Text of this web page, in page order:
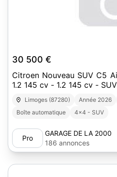
30 500 €
Citroen Nouveau SUV C5
1.2 145 cv - 1.2 145 cv -
Limoges (87280) Année 2026
Boîte automatique
4x4 - SUV
Pro
GARAGE DE LA 2000
186 annonces